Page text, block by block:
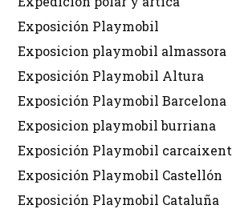
Exposición Playmobil
Exposicion playmobil almassora
Exposición Playmobil Altura
Exposición Playmobil Barcelona
Exposicion playmobil burriana
Exposición Playmobil carcaixent
Exposición Playmobil Castellón
Exposición Playmobil Cataluña